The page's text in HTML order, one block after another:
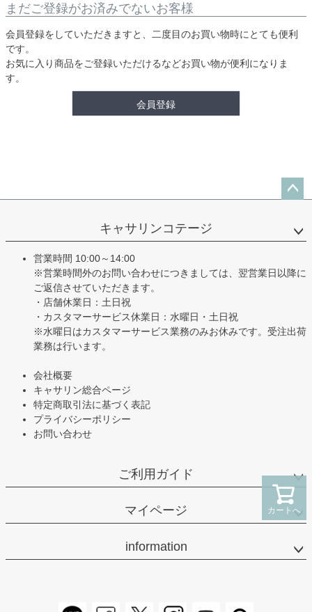
カートへ
まだご登録がお済みでないお客様
会員登録をしていただきますと、二度目のお買い物時にとても便利
です。
お気に入り商品をご登録いただけるなどお買い物が便利になりま
す。
会員登録
ップ
キャサリンコテージ
営業時間 10:00～14:00
※営業時間外のお問い合わせにつきましては、翌営業日以降に
ご返信させていただきます。
・店舗休業日：土日祝
・カスタマーサービス休業日：水曜日・土日祝
※水曜日はカスタマーサービス業務のみお休みです。受注出荷
業務は行います。
会社概要
キャサリン総合ページ
特定商取引法に基づく表記
プライバシーポリシー
お問い合わせ
ご利用ガイド
マイページ
information